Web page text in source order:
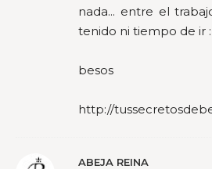
nada... entre el
tenido ni tiempo de ir
besos
http://
ABEJA REINA